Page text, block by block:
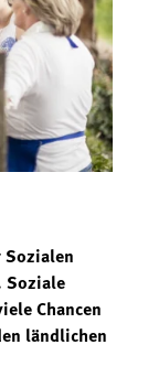
Sozialen
Soziale
Chancen
ländlichen